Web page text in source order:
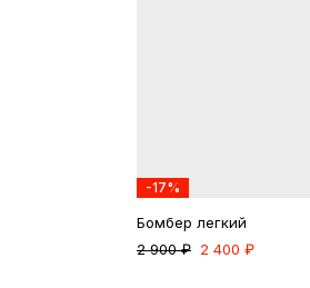
-17%
Бомбер легкий
2 900 ₽ 2 400 ₽